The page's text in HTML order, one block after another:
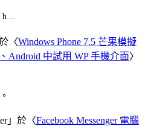
h…
〈Windows Phone 7.5 芒果模擬
Android 中試用 WP 手機介面〉
」於〈Facebook Messenger 電腦